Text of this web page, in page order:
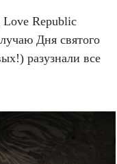
Republic
Дня святого
разузнали все